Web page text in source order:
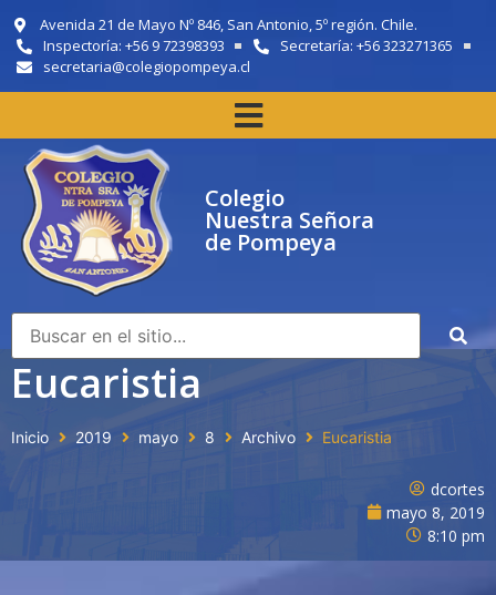
Avenida 21 de Mayo Nº 846, San Antonio, 5º región. Chile.
Inspectoría: +56 9 72398393
Secretaría: +56 323271365
secretaria@colegiopompeya.cl
Colegio
Nuestra Señora
de Pompeya
Eucaristia
Inicio 2019 mayo 8 Archivo Eucaristia
dcortes
mayo 8, 2019
8:10 pm